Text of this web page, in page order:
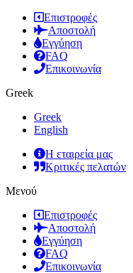
Επιστροφές
Αποστολή
Εγγύηση
FAQ
Επικοινωνία
Greek
Greek
English
Η εταιρεία μας
Κριτικές πελατών
Μενού
Επιστροφές
Αποστολή
Εγγύηση
FAQ
Επικοινωνία